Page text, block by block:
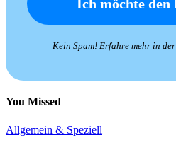
Kein Spam! Erfahre mehr in der
You Missed
Allgemein & Speziell